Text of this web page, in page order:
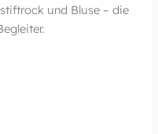
und Bluse – die